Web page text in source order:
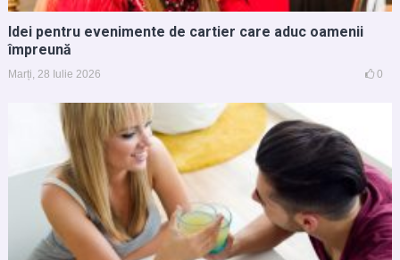
Idei pentru evenimente de cartier care aduc oamenii
împreună
Marți, 28 Iulie 2026 0